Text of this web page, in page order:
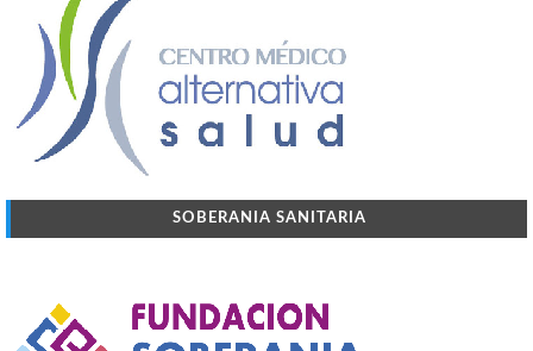
SOBERANIA SANITARIA